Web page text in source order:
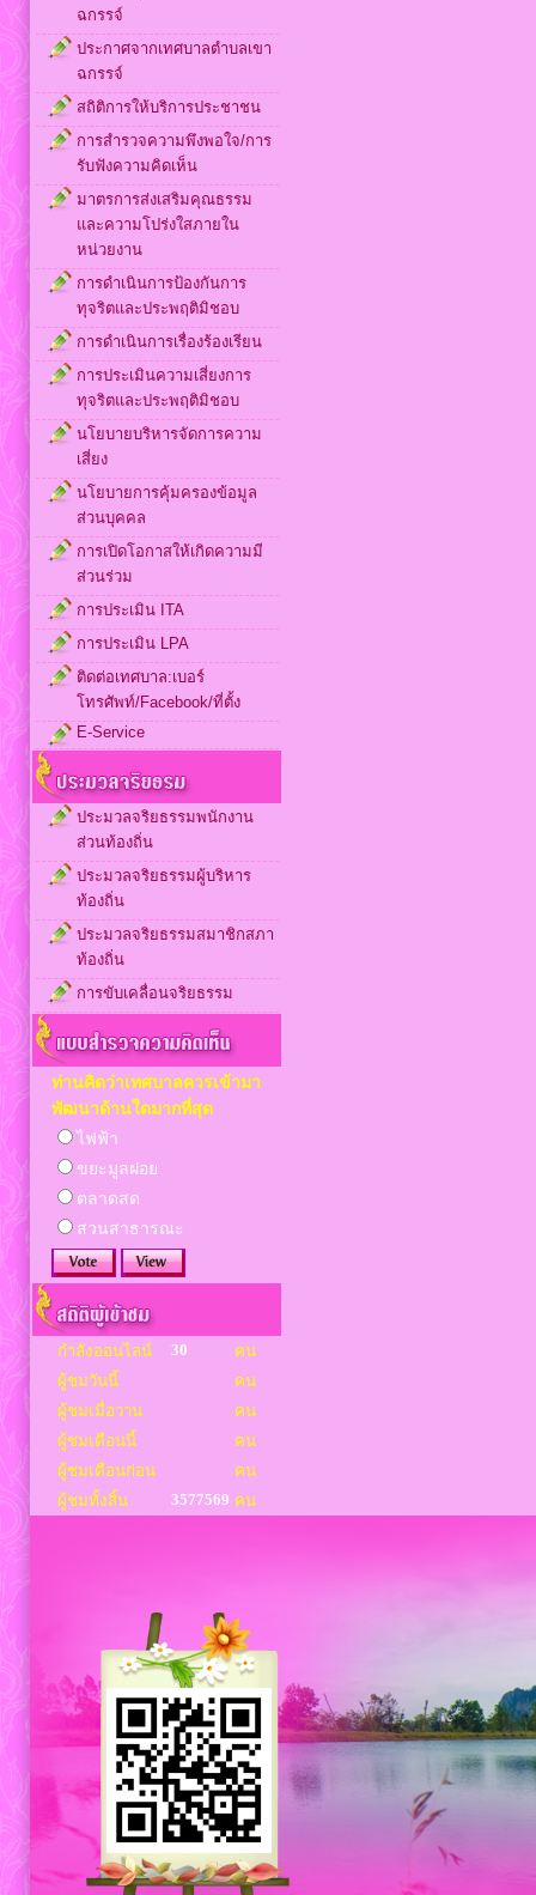
ฉกรรจ์
ประกาศจากเทศบาลตำบลเขา
ฉกรรจ์
สถิติการให้บริการประชาชน
การสำรวจความพึงพอใจ/การ
รับฟังความคิดเห็น
มาตรการส่งเสริมคุณธรรม
และความโปร่งใสภายใน
หน่วยงาน
การดำเนินการป้องกันการ
ทุจริตและประพฤติมิชอบ
การดำเนินการเรื่องร้องเรียน
การประเมินความเสี่ยงการ
ทุจริตและประพฤติมิชอบ
นโยบายบริหารจัดการความ
เสี่ยง
นโยบายการคุ้มครองข้อมูล
ส่วนบุคคล
การเปิดโอกาสให้เกิดความมี
ส่วนร่วม
การประเมิน ITA
การประเมิน LPA
ติดต่อเทศบาล:เบอร์
โทรศัพท์/Facebook/ที่ตั้ง
E-Service
ประมวลจริยธรรมพนักงาน
ส่วนท้องถิ่น
ประมวลจริยธรรมผู้บริหาร
ท้องถิ่น
ประมวลจริยธรรมสมาชิกสภา
ท้องถิ่น
การขับเคลื่อนจริยธรรม
ท่านคิดว่าเทศบาลควรเข้ามา
พัฒนาด้านใดมากที่สุด
ไฟฟ้า
ขยะมูลฝอย
ตลาดสด
สวนสาธารณะ
กำลังออนไลน์ 30
คน
ผู้ชมวันนี้
คน
ผู้ชมเมื่อวาน
คน
ผู้ชมเดือนนี้
คน
ผู้ชมเดือนก่อน
คน
ผู้ชมทั้งสิ้น
3577569 คน